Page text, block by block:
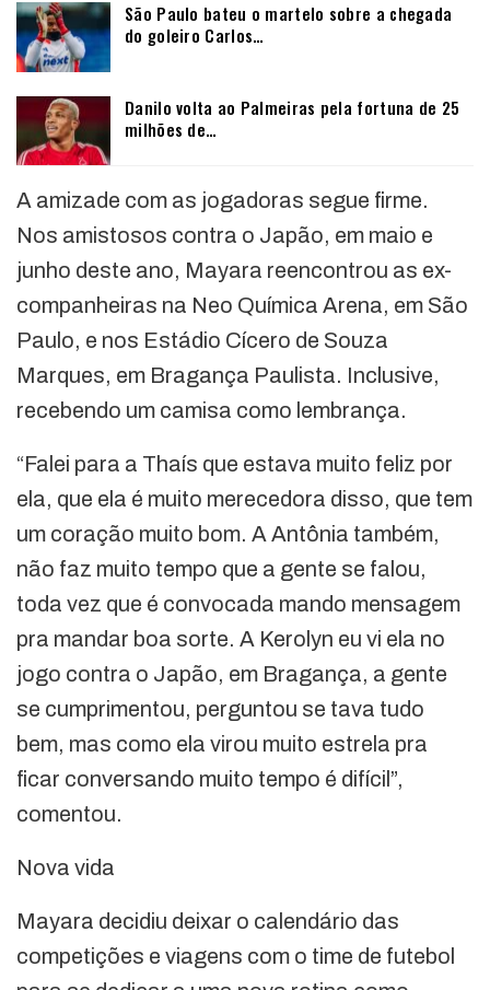
São Paulo bateu o martelo sobre a chegada
do goleiro Carlos…
Danilo volta ao Palmeiras pela fortuna de 25
milhões de…
A amizade com as jogadoras segue firme.
Nos amistosos contra o Japão, em maio e
junho deste ano, Mayara reencontrou as ex-
companheiras na Neo Química Arena, em São
Paulo, e nos Estádio Cícero de Souza
Marques, em Bragança Paulista. Inclusive,
recebendo um camisa como lembrança.
“Falei para a Thaís que estava muito feliz por
ela, que ela é muito merecedora disso, que tem
um coração muito bom. A Antônia também,
não faz muito tempo que a gente se falou,
toda vez que é convocada mando mensagem
pra mandar boa sorte. A Kerolyn eu vi ela no
jogo contra o Japão, em Bragança, a gente
se cumprimentou, perguntou se tava tudo
bem, mas como ela virou muito estrela pra
ficar conversando muito tempo é difícil”,
comentou.
Nova vida
Mayara decidiu deixar o calendário das
competições e viagens com o time de futebol